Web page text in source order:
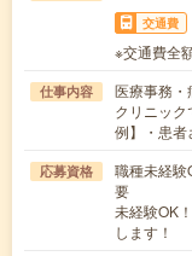
交通費
※交通費全
仕事内容
医療事務・
クリニッ
例】・患
応募資格
職種未経験
要
未経験OK
します！